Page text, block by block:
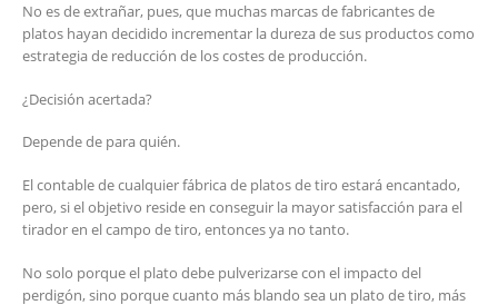
No es de extrañar, pues, que muchas marcas de fabricantes de
platos hayan decidido incrementar la dureza de sus productos como
estrategia de reducción de los costes de producción.
¿Decisión acertada?
Depende de para quién.
El contable de cualquier fábrica de platos de tiro estará encantado,
pero, si el objetivo reside en conseguir la mayor satisfacción para el
tirador en el campo de tiro, entonces ya no tanto.
No solo porque el plato debe pulverizarse con el impacto del
perdigón, sino porque cuanto más blando sea un plato de tiro, más